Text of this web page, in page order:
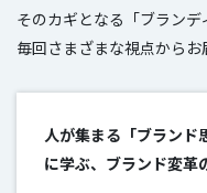
そのカギとなる「ブランデ
毎回さまざまな視点からお
人が集まる「ブラン
に学ぶ、ブランド変革